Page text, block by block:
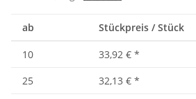
ab Stückpreis / Stück
10 33,92 € *
25
32,13 € *